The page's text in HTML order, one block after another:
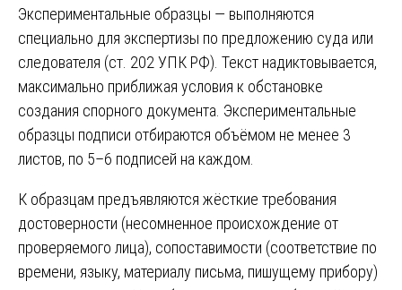
Экспериментальные образцы — выполняются
специально для экспертизы по предложению суда или
следователя (ст. 202 УПК РФ). Текст надиктовывается,
максимально приближая условия к обстановке
создания спорного документа. Экспериментальные
образцы подписи отбираются объёмом не менее 3
листов, по 5–6 подписей на каждом.
К образцам предъявляются жёсткие требования
достоверности (несомненное происхождение от
проверяемого лица), сопоставимости (соответствие по
времени, языку, материалу письма, пишущему прибору)